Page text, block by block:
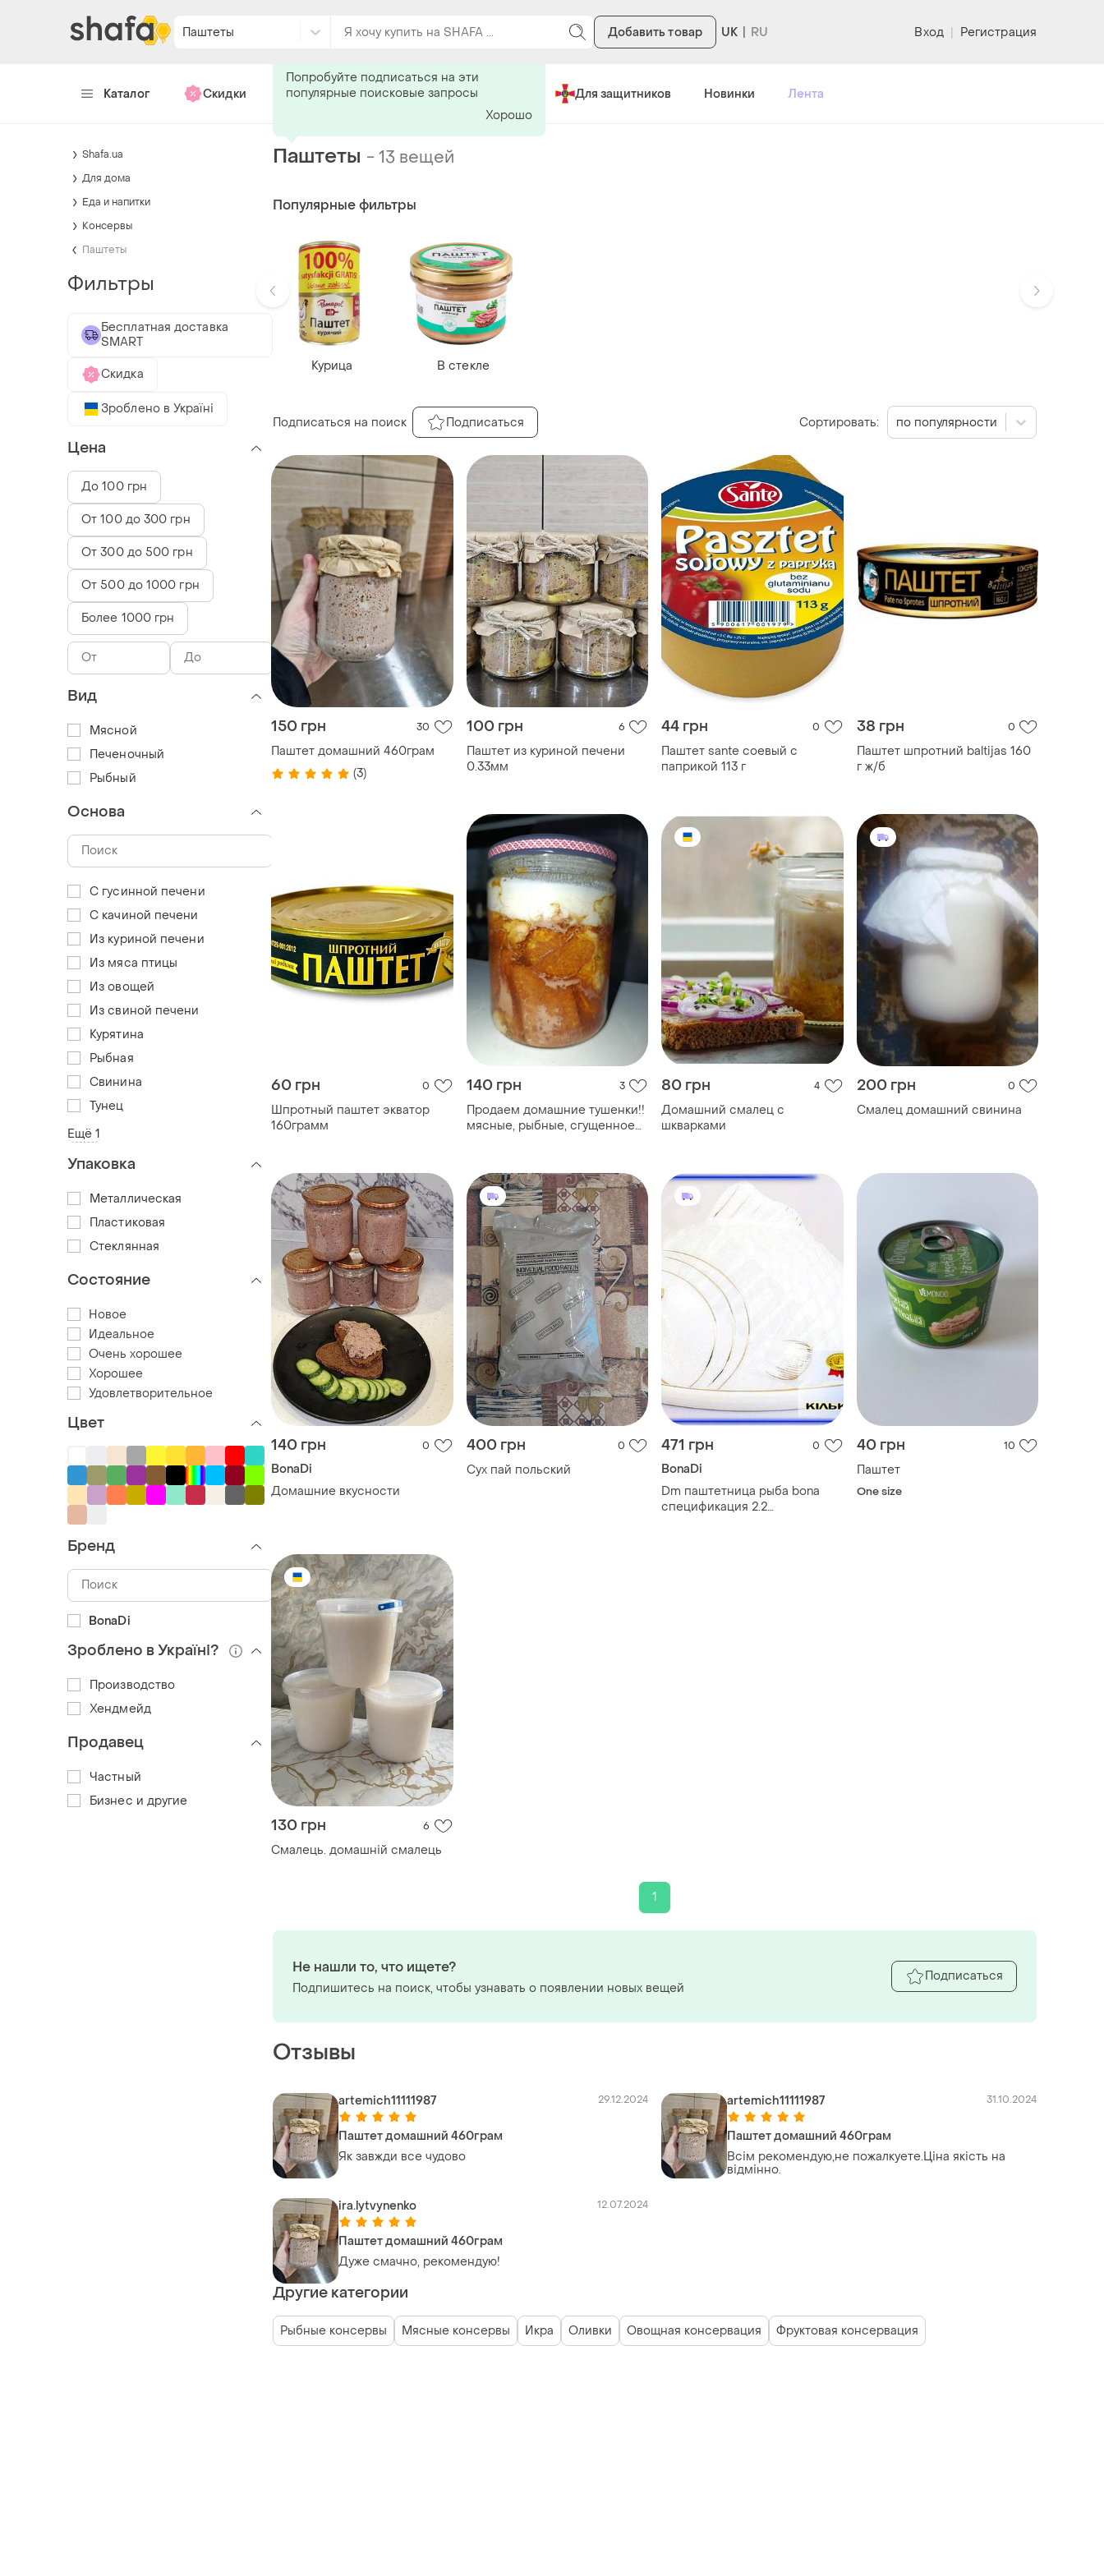
Паштеты Добавить товар UK Вход | Регистрация
Каталог Скидки Хендмейд Сделано в Украине Для защитников Новинки Лента
Паштеты -13 вещей
150 грн 30
Паштет домашний 460грам
(3)
100 грн 6
Паштет из куриной печени
0.33мм
44 грн 0
Паштет sante соевый с
паприкой 113 г
38 грн 0
Паштет шпротний baltijas 160
г ж/б
60 грн 0
Шпротный паштет экватор
160грамм
140 грн 3
Продаем домашние тушенки!!️
мясные, рыбные, сгущенное
скидка!!️
80 грн 4
Домашний смалец с
шкварками
200 грн 0
Смалец домашний свинина
140 грн 0
BonaDi
Домашние вкусности
400 грн 0
Сух пай польский
471 грн 0
BonaDi
Dm паштетница рыба bona
спецификация 2.2
40 грн 10
Паштет
One size
130 грн 6
Смалець. домашній смалець
1
Популярные фильтры
Курица В стекле
Отзывы
artemich11111987 29.12.2024
Паштет домашний 460грам
Як завжди все чудово
artemich11111987 31.10.2024
Паштет домашний 460грам
Всім рекомендую,не пожалкуете.Ціна якість на
відмінно.
ira.lytvynenko 12.07.2024
Паштет домашний 460грам
Дуже смачно, рекомендую!
Другие категории
Рыбные консервы Мясные консервы Икра Оливки Овощная консервация Фруктовая консервация
Подписаться на поиск Подписаться
Попробуйте подписаться на эти
популярные поисковые запросы
Хорошо
Сортировать: по популярности
Не нашли то, что ищете?
Подпишитесь на поиск, чтобы узнавать о появлении новых вещей
Подписаться
Shafa.ua
Для дома
Еда и напитки
Консервы
Паштеты
Фильтры
Бесплатная доставка
SMART
Скидка
Зроблено в Україні
Цена
До 100 грн
От 100 до 300 грн
От 300 до 500 грн
От 500 до 1000 грн
Более 1000 грн
Вид
Мясной
Печеночный
Рыбный
Основа
С гусинной печени
С качиной печени
Из куриной печени
Из мяса птицы
Из овощей
Из свиной печени
Курятина
Рыбная
Свинина
Тунец
Ещё 1
Упаковка
Металлическая
Пластиковая
Стеклянная
Состояние
Новое
Идеальное
Очень хорошее
Хорошее
Удовлетворительное
Цвет
Бренд
BonaDi
Зроблено в Україні?
Производство
Хендмейд
Продавец
Частный
Бизнес и другие